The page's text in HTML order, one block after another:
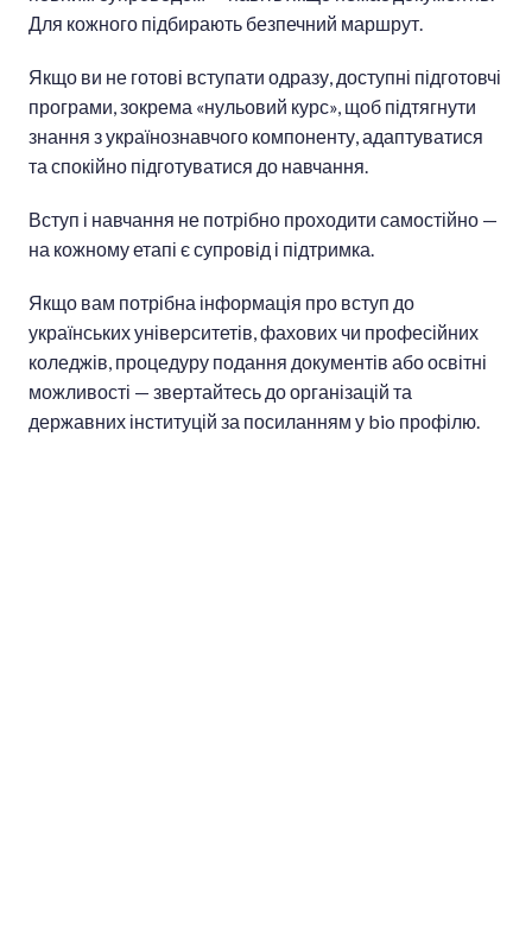
Для кожного підбирають безпечний маршрут.
Якщо ви не готові вступати одразу, доступні підготовчі
програми, зокрема «нульовий курс», щоб підтягнути
знання з українознавчого компоненту, адаптуватися
та спокійно підготуватися до навчання.
Вступ і навчання не потрібно проходити самостійно —
на кожному етапі є супровід і підтримка.
Якщо вам потрібна інформація про вступ до
українських університетів, фахових чи професійних
коледжів, процедуру подання документів або освітні
можливості — звертайтесь до організацій та
державних інституцій за посиланням у bio профілю.